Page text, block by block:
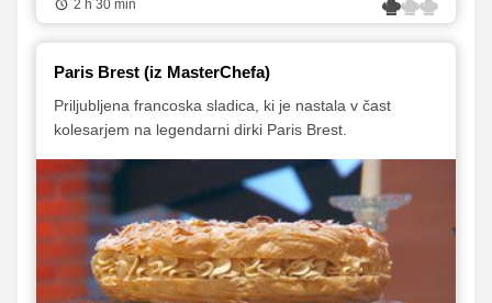
2 h 30 min
Paris Brest (iz MasterChefa)
Priljubljena francoska sladica, ki je nastala v čast
kolesarjem na legendarni dirki Paris Brest.